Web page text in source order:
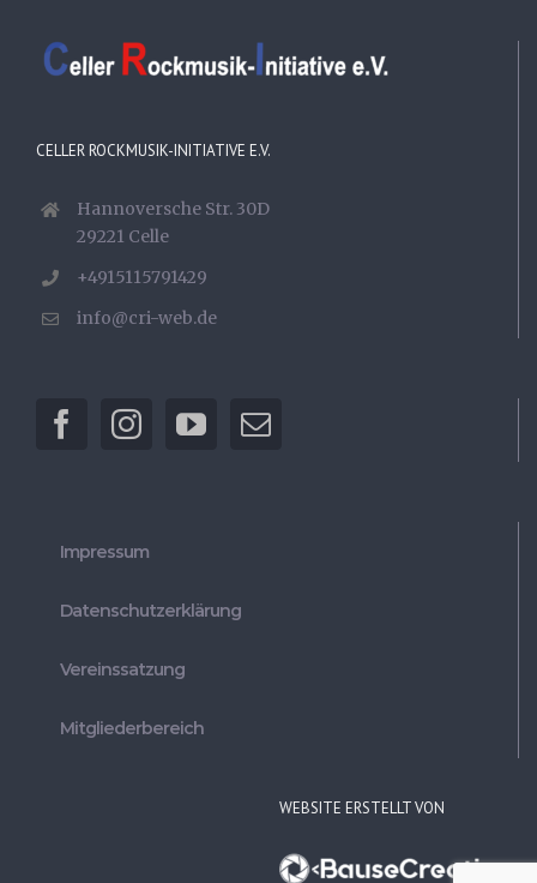
CELLER ROCKMUSIK-INITIATIVE E.V.
Hannoversche Str. 30D
29221 Celle
+4915115791429
info@cri-web.de
Impressum
Datenschutzerklärung
Vereinssatzung
Mitgliederbereich
WEBSITE ERSTELLT VON